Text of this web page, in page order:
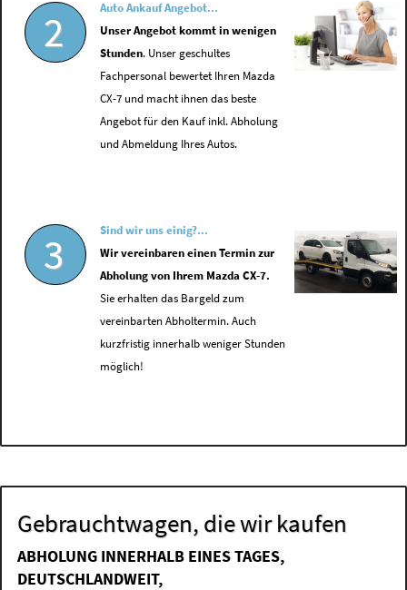
2
Auto Ankauf Angebot...
Unser Angebot kommt in wenigen
Stunden. Unser geschultes
Fachpersonal bewertet Ihren Mazda
CX-7 und macht ihnen das beste
Angebot für den Kauf inkl. Abholung
und Abmeldung Ihres Autos.
3
Sind wir uns einig?...
Wir vereinbaren einen Termin zur
Abholung von Ihrem Mazda CX-7.
Sie erhalten das Bargeld zum
vereinbarten Abholtermin. Auch
kurzfristig innerhalb weniger Stunden
möglich!
Gebrauchtwagen, die wir kaufen
ABHOLUNG INNERHALB EINES TAGES,
DEUTSCHLANDWEIT,